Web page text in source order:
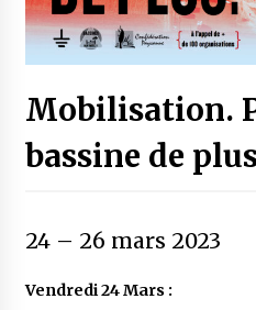
Mobilisation.
bassine de
24– 26 mars 2023
Vendredi 24 Mars :